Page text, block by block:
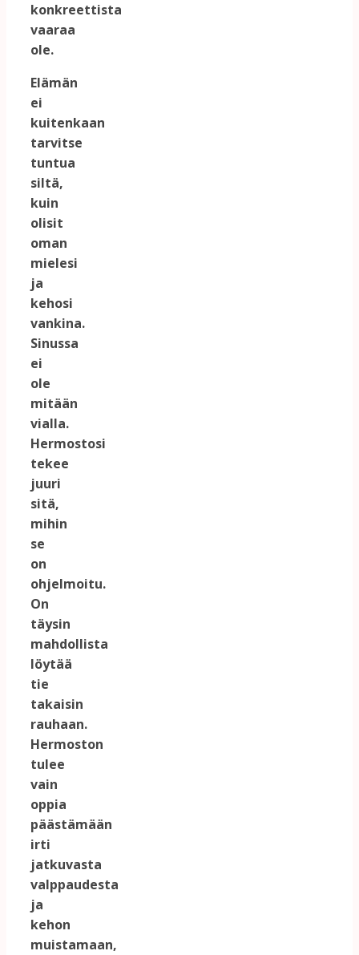
konkreettista
vaaraa
ole.
Elämän
ei
kuitenkaan
tarvitse
tuntua
siltä,
kuin
olisit
oman
mielesi
ja
kehosi
vankina.
Sinussa
ei
ole
mitään
vialla.
Hermostosi
tekee
juuri
sitä,
mihin
se
on
ohjelmoitu.
On
täysin
mahdollista
löytää
tie
takaisin
rauhaan.
Hermoston
tulee
vain
oppia
päästämään
irti
jatkuvasta
valppaudesta
ja
kehon
muistamaan,